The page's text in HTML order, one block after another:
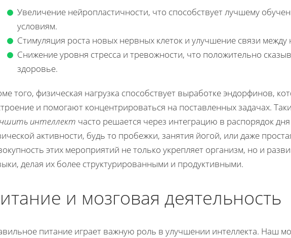
Увеличение нейропластичности, что способствует лучшему
условиям.
Стимуляция роста новых нервных клеток и улучшение связи между
Снижение уровня стресса и тревожности, что положительно
здоровье.
того, физическая нагрузка способствует выработке эндорфинов,
и помогают концентрироваться на поставленных задачах.
интеллект часто решается через интеграцию в распорядок
активности, будь то пробежки, занятия йогой, или даже
этих мероприятий не только укрепляет организм, но и
делая их более структурированными и продуктивными.
и мозговая деятельность
питание играет важную роль в улучшении интеллекта. Наш